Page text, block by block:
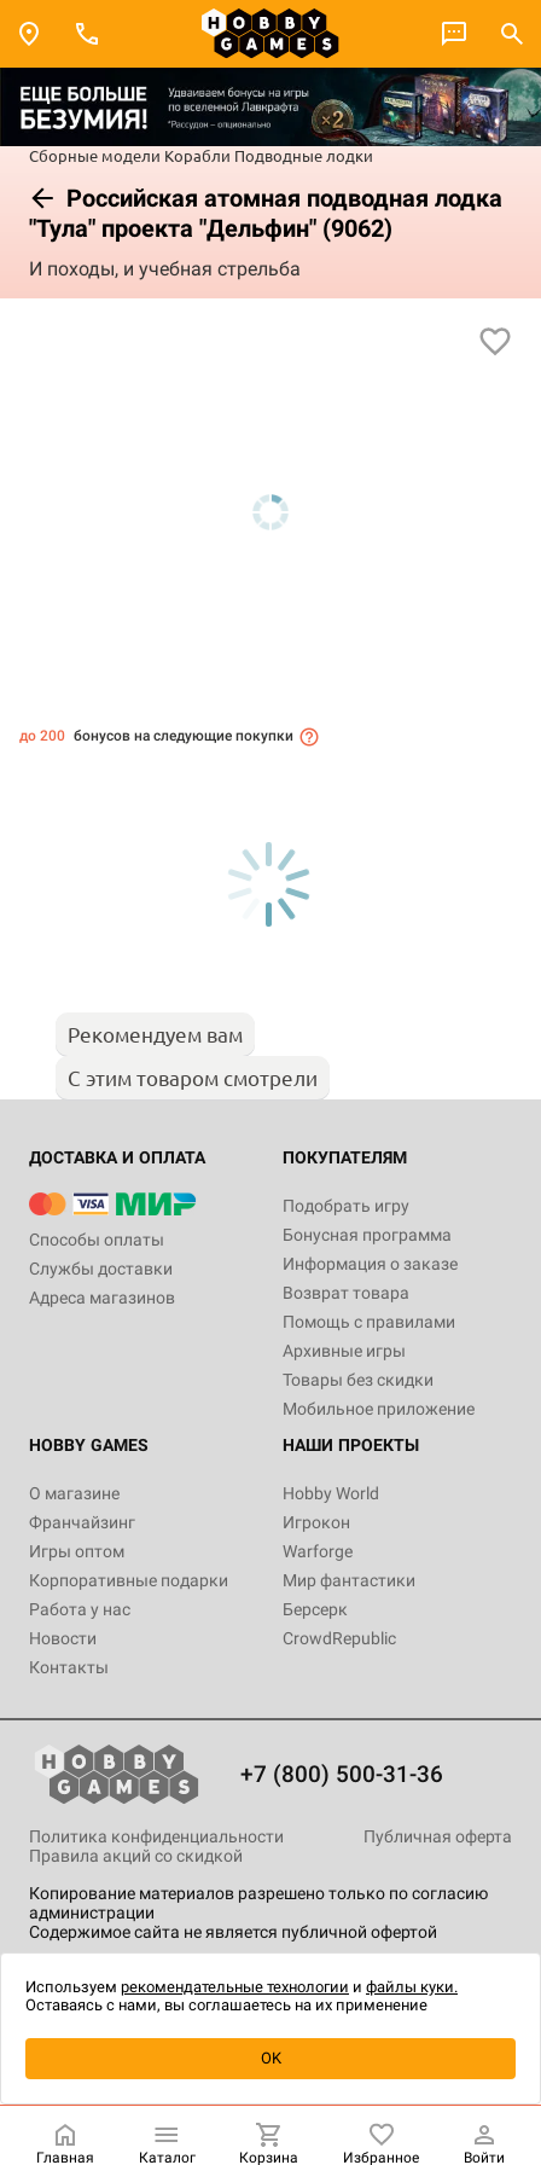
Сборные модели Корабли Подводные лодки
Российская атомная подводная лодка
"Тула" проекта "Дельфин" (9062)
И походы, и учебная стрельба
Купить| 1 999 ₽
до 200 бонусов на следующие покупки
Рекомендуем вам
С этим товаром смотрели
ДОСТАВКА И ОПЛАТА
Способы оплаты
Службы доставки
Адреса магазинов
ПОКУПАТЕЛЯМ
Подобрать игру
Бонусная программа
Информация о заказе
Возврат товара
Помощь с правилами
Архивные игры
Товары без скидки
Мобильное приложение
HOBBY GAMES
О магазине
Франчайзинг
Игры оптом
Корпоративные подарки
Работа у нас
Новости
Контакты
НАШИ ПРОЕКТЫ
Hobby World
Игрокон
Warforge
Мир фантастики
Берсерк
CrowdRepublic
+7 (800) 500-31-36
Копирование материалов разрешено только по согласию
администрации
Содержимое сайта не является публичной офертой
Политика конфиденциальности
Публичная оферта
Правила акций со скидкой
технологии.
Главная Каталог Корзина Избранное Войти
Используем рекомендательные технологии и файлы куки.
Оставаясь с нами, вы соглашаетесь на их применение
OK